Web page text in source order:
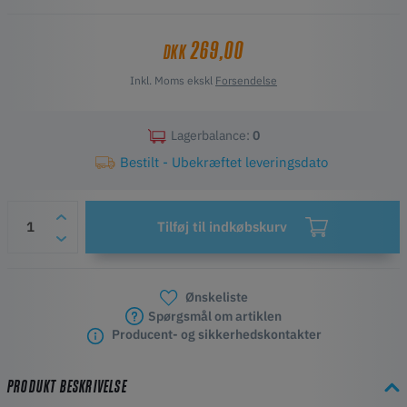
sarte komponenter eller gå på kompromis med printkvaliteten.
DKK269,00
Inkl. Moms ekskl Forsendelse
Lagerbalance: 0
Bestilt - Ubekræftet leveringsdato
Tilføj til indkøbskurv
Ønskeliste
Spørgsmål om artiklen
Producent- og sikkerhedskontakter
PRODUKT BESKRIVELSE